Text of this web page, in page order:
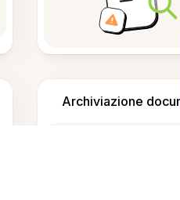
Archiviazione